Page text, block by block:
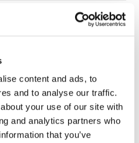
content and ads, to
and to analyse our traffic.
your use of our site with
and analytics partners who
that you’ve
4
cet article ?